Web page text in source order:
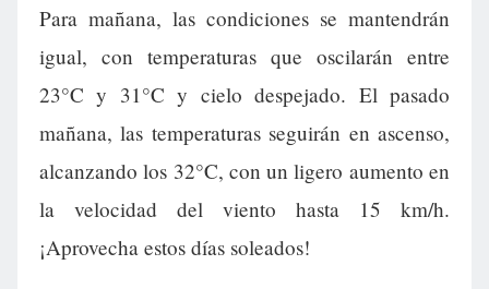
Para mañana, las condiciones se mantendrán
igual, con temperaturas que oscilarán entre
23°C y 31°C y cielo despejado. El pasado
mañana, las temperaturas seguirán en ascenso,
alcanzando los 32°C, con un ligero aumento en
la velocidad del viento hasta 15 km/h.
¡Aprovecha estos días soleados!